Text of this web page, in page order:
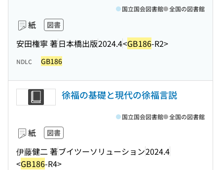
紙 図書
安田権寧 著日本橋出版2024.4<GB186-R2>
国立国会図書館 全国の図書館
NDLC GB186
徐福の基礎と現代の徐福言説
紙 図書
伊藤健二 著ブイツーソリューション2024.4
<GB186-R4>
国立国会図書館 全国の図書館